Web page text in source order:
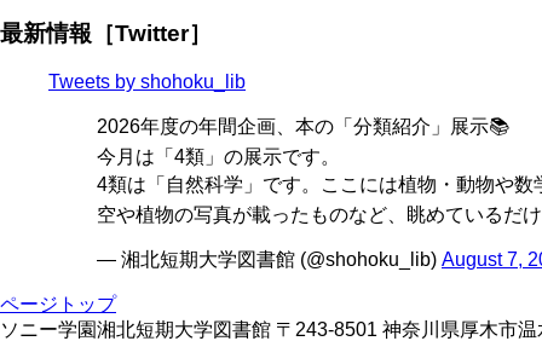
最新情報［Twitter］
Tweets by shohoku_lib
2026年度の年間企画、本の「分類紹介」展示📚
今月は「4類」の展示です。
4類は「自然科学」です。ここには植物・動物や
空や植物の写真が載ったものなど、眺めているだ
— 湘北短期大学図書館 (@shohoku_lib) August 7,
ページトップ
ソニー学園湘北短期大学図書館 〒243-8501 神奈川県厚木市